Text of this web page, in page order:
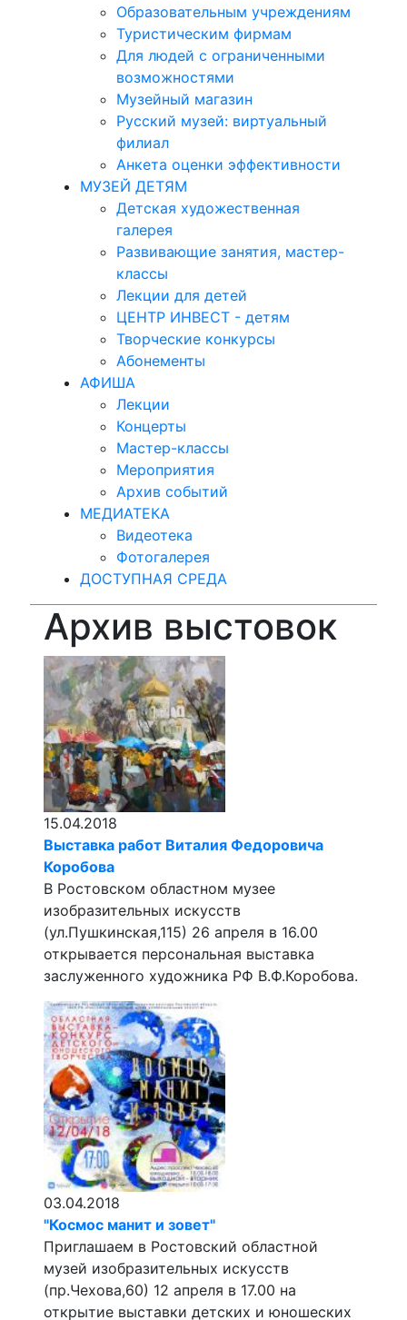
Образовательным учреждениям
Туристическим фирмам
Для людей с ограниченными
возможностями
Музейный магазин
Русский музей: виртуальный
филиал
Анкета оценки эффективности
МУЗЕЙ ДЕТЯМ
Детская художественная
галерея
Развивающие занятия, мастер-
классы
Лекции для детей
ЦЕНТР ИНВЕСТ - детям
Творческие конкурсы
Абонементы
АФИША
Лекции
Концерты
Мастер-классы
Мероприятия
Архив событий
МЕДИАТЕКА
Видеотека
Фотогалерея
ДОСТУПНАЯ СРЕДА
Архив выстовок
15.04.2018
Выставка работ Виталия Федоровича
Коробова
В Ростовском областном музее
изобразительных искусств
(ул.Пушкинская,115) 26 апреля в 16.00
открывается персональная выставка
заслуженного художника РФ В.Ф.Коробова.
03.04.2018
"Космос манит и зовет"
Приглашаем в Ростовский областной
музей изобразительных искусств
(пр.Чехова,60) 12 апреля в 17.00 на
открытие выставки детских и юношеских